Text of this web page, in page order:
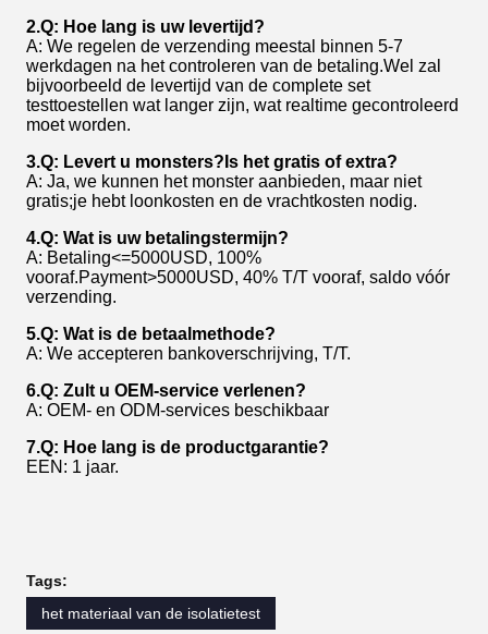
2.Q: Hoe lang is uw levertijd?
A: We regelen de verzending meestal binnen 5-7
werkdagen na het controleren van de betaling.Wel zal
bijvoorbeeld de levertijd van de complete set
testtoestellen wat langer zijn, wat realtime gecontroleerd
moet worden.
3.Q: Levert u monsters?Is het gratis of extra?
A: Ja, we kunnen het monster aanbieden, maar niet
gratis;je hebt loonkosten en de vrachtkosten nodig.
4.Q: Wat is uw betalingstermijn?
A: Betaling<=5000USD, 100%
vooraf.Payment>5000USD, 40% T/T vooraf, saldo vóór
verzending.
5.Q: Wat is de betaalmethode?
A: We accepteren bankoverschrijving, T/T.
6.Q: Zult u OEM-service verlenen?
A: OEM- en ODM-services beschikbaar
7.Q: Hoe lang is de productgarantie?
EEN: 1 jaar.
Tags:
het materiaal van de isolatietest